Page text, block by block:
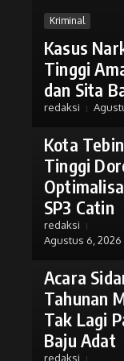
Kriminal
Kasus
Tinggi
dan Sita
redaksi
Lahirkan
Generasi
Bebas
Kota
Tinggi
SP3 Catin
redaksi
Agustus 6, 2026
Politik
Acara
Tahunan
Tak Lagi
Baju Adat
redaksi